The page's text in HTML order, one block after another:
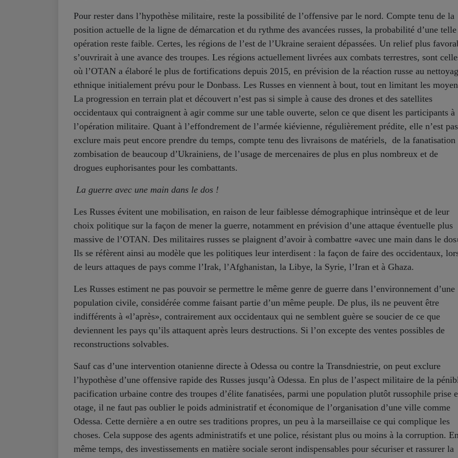
Pour rester dans l’hypothèse militaire, reste la possibilité de l’offensive par le nord. Compte tenu de la
position actuelle de la ligne de démarcation et du rythme des avancées russes, la probabilité d’une telle
opération reste faible. Certes, les régions de l’est de l’Ukraine seraient dépassées. Un relief plus
s’ouvrirait à une avance des troupes. Les régions actuellement livrées aux combats terrestres, sont
où l’OTAN a élaboré le plus de fortifications depuis 2015, en prévision de la réaction russe au
ethnique initialement prévu pour le Donbass. Les Russes en viennent à bout, tout en limitant les
La progression en terrain plat et découvert n’est pas si simple à cause des drones et des satellites
occidentaux qui contraignent à agir comme sur une table ouverte, selon ce que disent les participants à
l’opération militaire. Quant à l’effondrement de l’armée kiévienne, régulièrement prédite, elle n’est
exclure mais peut encore prendre du temps, compte tenu des livraisons de matériels, de la fanatisation
zombisation de beaucoup d’Ukrainiens, de l’usage de mercenaires de plus en plus nombreux et de
drogues euphorisantes pour les combattants.
La guerre avec une main dans le dos !
Les Russes évitent une mobilisation, en raison de leur faiblesse démographique intrinsèque et de leur
choix politique sur la façon de mener la guerre, notamment en prévision d’une attaque éventuelle plus
massive de l’OTAN. Des militaires russes se plaignent d’avoir à combattre «avec une main dans le
Ils se réfèrent ainsi au modèle que les politiques leur interdisent : la façon de faire des occidentaux,
de leurs attaques de pays comme l’Irak, l’Afghanistan, la Libye, la Syrie, l’Iran et à Ghaza.
Les Russes estiment ne pas pouvoir se permettre le même genre de guerre dans l’environnement d’une
population civile, considérée comme faisant partie d’un même peuple. De plus, ils ne peuvent être
indifférents à «l’après», contrairement aux occidentaux qui ne semblent guère se soucier de ce que
deviennent les pays qu’ils attaquent après leurs destructions. Si l’on excepte des ventes possibles de
reconstructions solvables.
Sauf cas d’une intervention otanienne directe à Odessa ou contre la Transdniestrie, on peut exclure
l’hypothèse d’une offensive rapide des Russes jusqu’à Odessa. En plus de l’aspect militaire de la
pacification urbaine contre des troupes d’élite fanatisées, parmi une population plutôt russophile prise
otage, il ne faut pas oublier le poids administratif et économique de l’organisation d’une ville comme
Odessa. Cette dernière a en outre ses traditions propres, un peu à la marseillaise ce qui complique les
choses. Cela suppose des agents administratifs et une police, résistant plus ou moins à la corruption. En
même temps, des investissements en matière sociale seront indispensables pour sécuriser et rassurer la